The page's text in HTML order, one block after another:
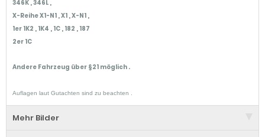
346K , 346L ,
X-Reihe X1-N1 , X1 , X-N1 ,
1er 1K2 , 1K4 , 1C , 182 , 187
2er 1C
Andere Fahrzeug über §21 möglich .
Auflagen laut Gutachten sind zu beachten .
Mehr Bilder